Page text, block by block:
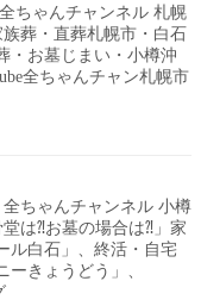
ちゃんチャンネル 札幌
葬・直葬札幌市・白石
・お墓じまい・小樽沖
全ちゃんチャン札幌市
ちゃんチャンネル 小樽
は⁈お墓の場合は⁈」家
ル白石」、終活・自宅
きょうどう」、